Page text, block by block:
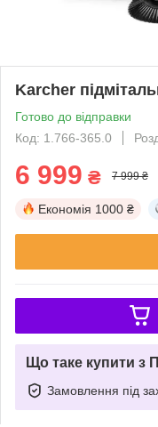
Karcher
Готово до відправки
Код: 1.766-365.0
6 999 ₴ 7 999 ₴
Економія 1000 ₴
Що таке купити з
Замовлення під